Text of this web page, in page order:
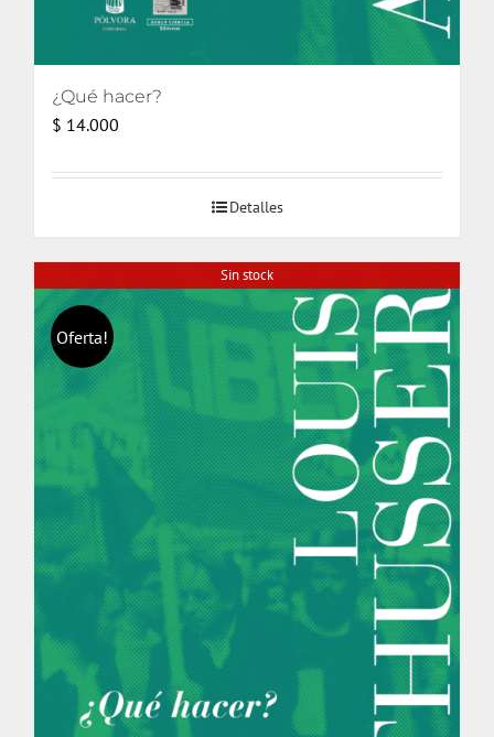
¿Qué hacer?
$ 14.000
Detalles
Sin stock
Oferta!